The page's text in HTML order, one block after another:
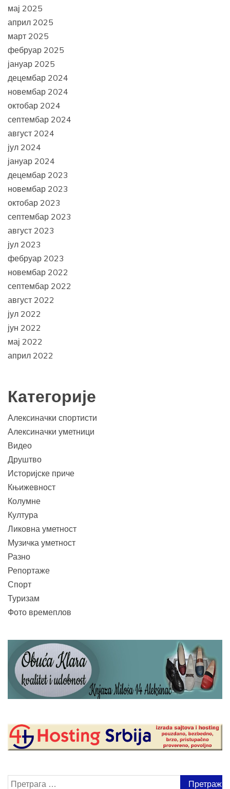
мај 2025
април 2025
март 2025
фебруар 2025
јануар 2025
децембар 2024
новембар 2024
октобар 2024
септембар 2024
август 2024
јул 2024
јануар 2024
децембар 2023
новембар 2023
октобар 2023
септембар 2023
август 2023
јул 2023
фебруар 2023
новембар 2022
септембар 2022
август 2022
јул 2022
јун 2022
мај 2022
април 2022
Категорије
Алексиначки спортисти
Алексиначки уметници
Видео
Друштво
Историјске приче
Књижевност
Колумне
Култура
Ликовна уметност
Музичка уметност
Разно
Репортаже
Спорт
Туризам
Фото времеплов
Претрага